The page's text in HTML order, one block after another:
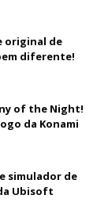
original de
diferente!
of the Night!
da Konami
simulador de
Ubisoft